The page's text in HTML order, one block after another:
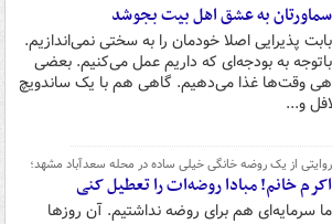
سماورتان به عشق اهل بیت بجوشد
بابت پذیرایی اصلا خودمان را به سختی نمی‌اندازیم.
باتوجه به بودجه‌ای که داریم عمل می‌کنیم. بعضی
وقت‌ها غذا می‌دهیم. گاهی هم با یک ساندویچ
و...
روایتی از یک روضه خانگی خیلی ساده در محله سعدآباد مشهد؛
اکرم خانم! مبادا روضه‌ات را تعطیل کنی
ما سرمایه‌ای هم برای روضه نداشتیم. آن روزها